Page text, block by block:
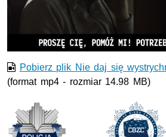
Pobierz plik Nie daj się
(format mp4 - rozmiar 14.98 MB)